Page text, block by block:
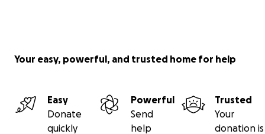
Your easy, powerful, and trusted home for help
Easy
Donate
quickly
Powerful
Send
help
Trusted
Your
donation is